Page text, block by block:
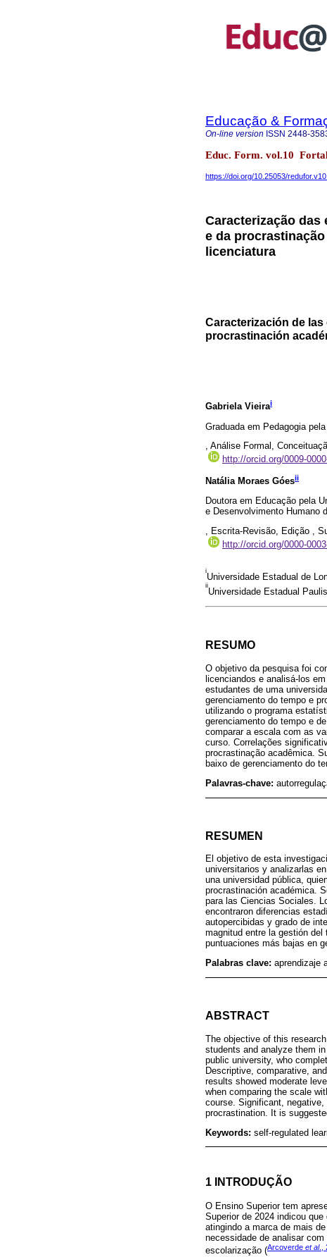
Educação &
On-line version ISSN 2448-
Educ. Form. vol.10
https://doi.org/10.25053/
Caracterização das
e da
licenciatura
Caracterización de
procrastinación
Gabriela Vieirai
Graduada em Pedagogia
, Análise Formal,
http://orcid.org/0009-
Natália Moraes Góesii
Doutora em Educação pela
e Desenvolvimento Humano
, Escrita-Revisão, Edição ,
http://orcid.org/0000-
i
Universidade Estadual de
ii
Universidade Estadual
RESUMO
O objetivo da pesquisa foi
licenciandos e analisá-los
estudantes de uma
gerenciamento do tempo e
utilizando o programa
gerenciamento do tempo e
comparar a escala com as
curso. Correlações
procrastinação acadêmica.
baixo de gerenciamento do
Palavras-chave:
RESUMEN
El objetivo de esta
universitarios y analizarlas
una universidad pública,
procrastinación académica.
para las Ciencias Sociales.
encontraron diferencias
autopercibidas y grado de
magnitud entre la gestión
puntuaciones más bajas en
Palabras clave: aprendizaje
ABSTRACT
The objective of this
students and analyze them
public university, who
Descriptive, comparative,
results showed moderate
when comparing the scale
course. Significant, negative,
procrastination. It is
Keywords: self-regulated
1 INTRODUÇÃO
O Ensino Superior tem
Superior de 2024 indicou
atingindo a marca de mais
necessidade de analisar
escolarização (Arcoverde et al.,